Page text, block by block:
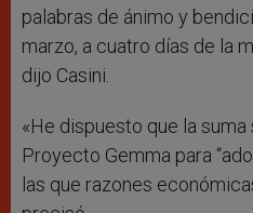
palabras de ánimo y
marzo, a cuatro días de la
dijo Casini.
«He dispuesto que la suma
Proyecto Gemma para
las que razones